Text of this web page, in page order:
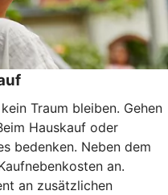
Traum bleiben. Gehen
Hauskauf oder
bedenken. Neben dem
an.
an zusätzlichen